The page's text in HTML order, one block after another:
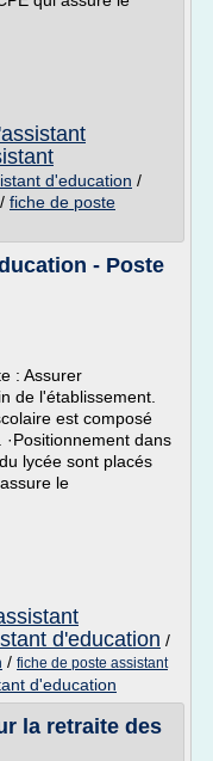
d'education /
/ fiche de poste
- Poste
: Assurer
de l'établissement.
est composé
dans
lycée sont placés
le
d'education /
/ fiche de poste assistant
d'education
la retraite des